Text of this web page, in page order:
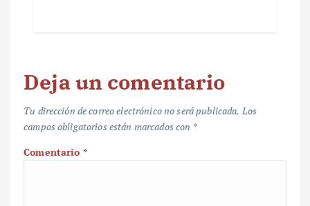
Deja un comentario
Tu dirección de correo electrónico no será publicada. Los
campos obligatorios están marcados con *
Comentario *